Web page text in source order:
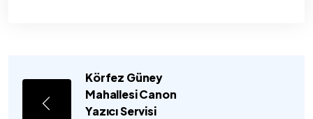
Körfez Güney
Mahallesi Canon
Yazıcı Servisi